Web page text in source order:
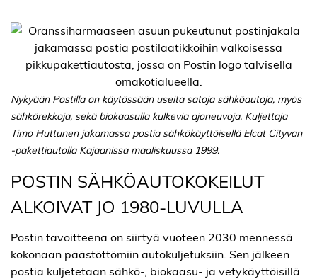
Nykyään Postilla on käytössään useita satoja sähköautoja, myös
sähkörekkoja, sekä biokaasulla kulkevia ajoneuvoja. Kuljettaja
Timo Huttunen jakamassa postia sähkökäyttöisellä Elcat Cityvan
-pakettiautolla Kajaanissa maaliskuussa 1999.
POSTIN SÄHKÖAUTOKOKEILUT
ALKOIVAT JO 1980-LUVULLA
Postin tavoitteena on siirtyä vuoteen 2030 mennessä
kokonaan päästöttömiin autokuljetuksiin. Sen jälkeen
postia kuljetetaan sähkö-, biokaasu- ja vetykäyttöisillä